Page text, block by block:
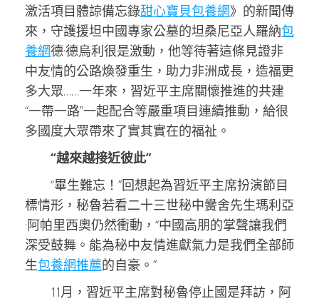
激活項目體諒備忘錄甜心寶貝包養網》的新聞傳
來，守護援坦中國專家公墓的坦桑尼亞人羅納包
養網德·德烏利很是激動，他等待著這條見證非
中友情的公路煥發重生，助力非洲成長，造福更
多大眾……一年來，習近平主席關懷推進的共建
“一帶一路”一起配合等嚴重項目連續推動，給很
多國度大眾帶來了實其實在的福祉。
“越來越接近彼此”
“畢生難忘！”回想起為習近平主席扮演節目
標情形，秘魯若看二十三世秘中黌舍先生瑪利亞
·阿帕里西奧仍然衝動，“中國高朋的掌聲讓我們
深受鼓舞。能為秘中友情進獻氣力是我們全部師
生包養網推薦的自豪。”
11月，習近平主席對秘魯停止國是拜訪，阿